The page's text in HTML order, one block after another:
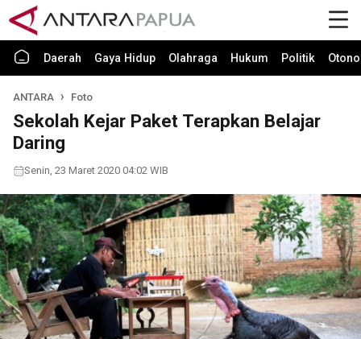
Daerah Gaya Hidup Olahraga Hukum Politik
ANTARA Foto
Sekolah Kejar Paket Terapkan Belajar
Daring
Senin, 23 Maret 2020 04:02 WIB